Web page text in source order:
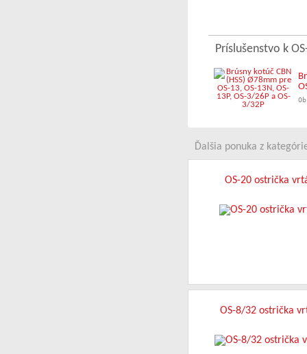
Príslušenstvo k
Ďalšia ponuka z
OS-20 ostrička
OS-8/32 ostrička